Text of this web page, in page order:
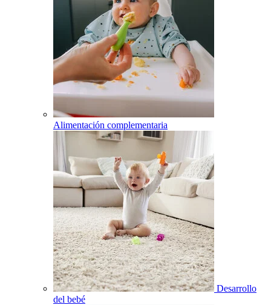
Alimentación complementaria
Desarrollo
del bebé